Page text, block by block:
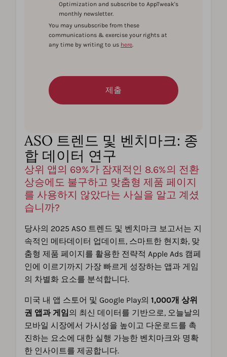
ASO 트렌드 및 벤치마크: 종
합 데이터 연구
상위 앱의 69%가 잠재적인 8.6%의 전환
상승에도 불구하고 맞춤형 제품 페이지
를 사용하지 않았다는 사실을 알고 계셨
습니까?
당사의 2025 ASO 트렌드 및 벤치마크 보고서는 지
속적인 메타데이터 업데이트, 스마트한 현지화, 맞
춤형 제품 페이지를 활용한 전략적 Apple Ads 캠페
인에 이르기까지 가장 빠르게 성장하는 앱과 게임
의 차별화 요소를 분석합니다.
미국 내 앱 스토어 및 Google Play의 1,000개 상위
권 앱과 게임의 최신 데이터를 기반으로, 오늘날의
모바일 시장에서 가시성을 높이고 다운로드를 촉
진하는 요소에 대한 실행 가능한 벤치마크와 명확
한 인사이트를 제공합니다.
Optimization and subscribe to AppTweak's
monthly newsletter.
You may unsubscribe from these
communications & exercise your rights at
any time by writing to us here.